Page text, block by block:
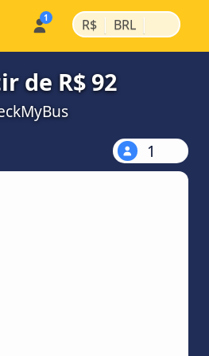
R$ | BRL |
de R$ 92
1